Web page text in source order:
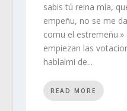
sabis tú reina mía,
empeñu, no se me
comu el estremeñu.»
empiezan las
hablalmi de...
READ MORE